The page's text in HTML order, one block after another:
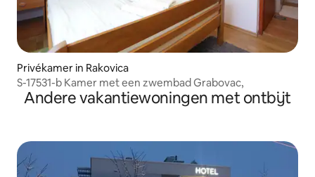
Privékamer in Rakovica
S-17531-b Kamer met een zwembad Grabovac,
Andere vakantiewoningen met ontbijt